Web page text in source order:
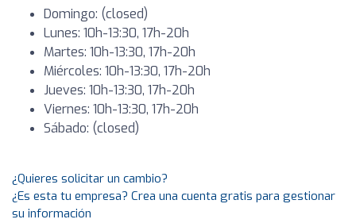
Domingo: (closed)
Lunes: 10h-13:30, 17h-20h
Martes: 10h-13:30, 17h-20h
Miércoles: 10h-13:30, 17h-20h
Jueves: 10h-13:30, 17h-20h
Viernes: 10h-13:30, 17h-20h
Sábado: (closed)
¿Quieres solicitar un cambio?
¿Es esta tu empresa? Crea una cuenta gratis para gestionar
su información